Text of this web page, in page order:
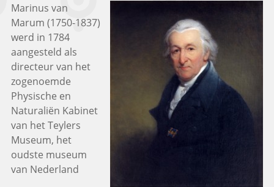
Marinus van
Marum (1750-1837)
werd in 1784
aangesteld als
directeur van het
zogenoemde
Physische en
Naturaliën Kabinet
van het Teylers
Museum, het
oudste museum
van Nederland